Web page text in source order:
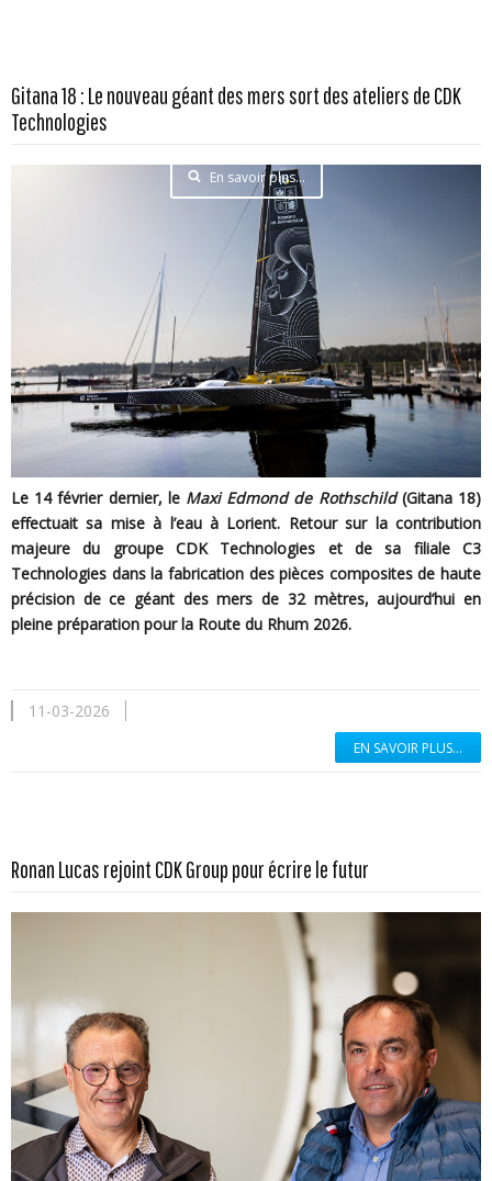
Gitana 18 : Le nouveau géant des mers sort des ateliers de CDK
Technologies
En savoir plus...
Le 14 février dernier, le Maxi Edmond de Rothschild(Gitana 18)
effectuait sa mise à l’eau à Lorient. Retour sur la contribution
majeure du groupe CDK Technologies et de sa filiale C3
Technologies dans la fabrication des pièces composites de haute
précision de ce géant des mers de 32 mètres, aujourd’hui en
pleine préparation pour la Route du Rhum 2026.
11-03-2026
EN SAVOIR PLUS...
Ronan Lucas rejoint CDK Group pour écrire le futur